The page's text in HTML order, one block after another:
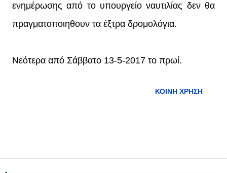
ενημέρωσης από το υπουργείο ναυτιλίας δεν θα
πραγματοποιηθουν τα έξτρα δρομολόγια.
Νεότερα από Σάββατο 13-5-2017 το πρωί.
ΚΟΙΝΉ ΧΡΉΣΗ